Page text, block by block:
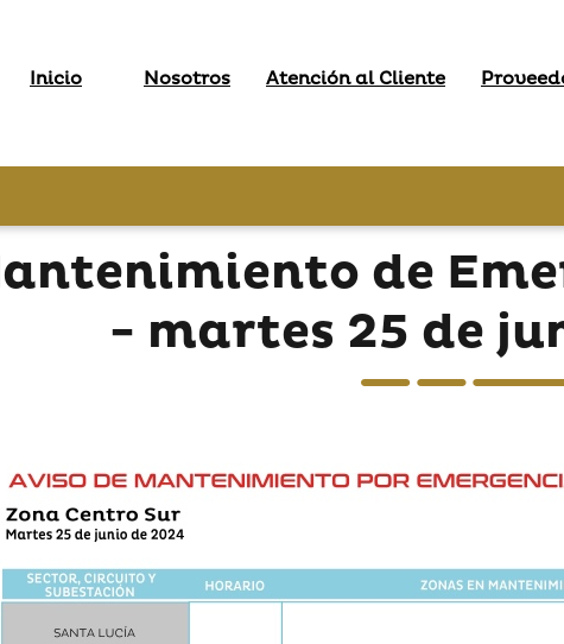
Inicio Nosotros Atención al Cliente
de
- martes 25 de